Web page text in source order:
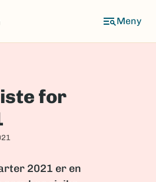
Meny
for
2021 er en